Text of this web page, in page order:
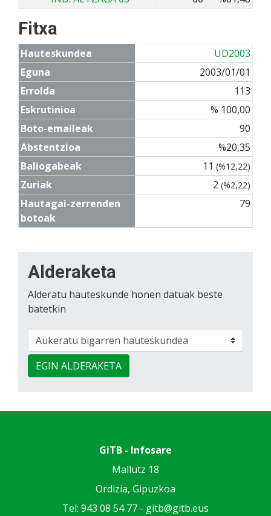
Fitxa
Hauteskundea
UD2003
Eguna
2003/01/01
Errolda
113
Eskrutinioa
% 100,00
Boto-emaileak
90
Abstentzioa
%20,35
Baliogabeak
11 (%12,22)
Zuriak 2 (%2,22)
Hautagai-zerrenden
botoak
79
Alderaketa
Alderatu hauteskunde honen datuak beste
batetkin
EGIN ALDERAKETA
GiTB - Infosare
Mallutz 18
Ordizia, Gipuzkoa
Tel: 943 08 54 77 - gitb@gitb.eus